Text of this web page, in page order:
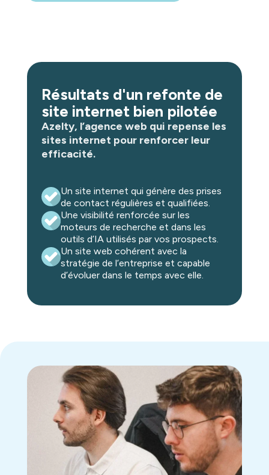
Résultats d'un refonte de
site internet bien pilotée
Azelty, l’agence web qui repense les
sites internet pour renforcer leur
efficacité.
Un site internet qui génère des prises
de contact régulières et qualifiées.
Une visibilité renforcée sur les
moteurs de recherche et dans les
outils d’IA utilisés par vos prospects.
Un site web cohérent avec la
stratégie de l’entreprise et capable
d’évoluer dans le temps avec elle.